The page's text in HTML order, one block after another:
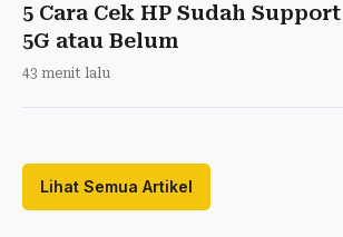
5 Cara Cek HP Sudah Support
5G atau Belum
43 menit lalu
Lihat Semua Artikel